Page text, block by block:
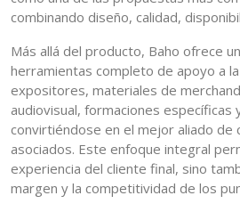
combinando diseño, calidad,
Más allá del producto, Baho ofrece
herramientas completo de apoyo a
expositores, materiales de
audiovisual, formaciones específicas
convirtiéndose en el mejor aliado de
asociados. Este enfoque integral
experiencia del cliente final, sino
margen y la competitividad de los